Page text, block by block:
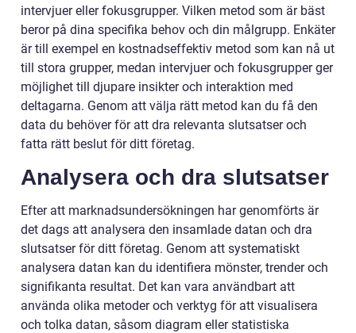
intervjuer eller fokusgrupper. Vilken metod som är bäst
beror på dina specifika behov och din målgrupp. Enkäter
är till exempel en kostnadseffektiv metod som kan nå ut
till stora grupper, medan intervjuer och fokusgrupper ger
möjlighet till djupare insikter och interaktion med
deltagarna. Genom att välja rätt metod kan du få den
data du behöver för att dra relevanta slutsatser och
fatta rätt beslut för ditt företag.
Analysera och dra slutsatser
Efter att marknadsundersökningen har genomförts är
det dags att analysera den insamlade datan och dra
slutsatser för ditt företag. Genom att systematiskt
analysera datan kan du identifiera mönster, trender och
signifikanta resultat. Det kan vara användbart att
använda olika metoder och verktyg för att visualisera
och tolka datan, såsom diagram eller statistiska